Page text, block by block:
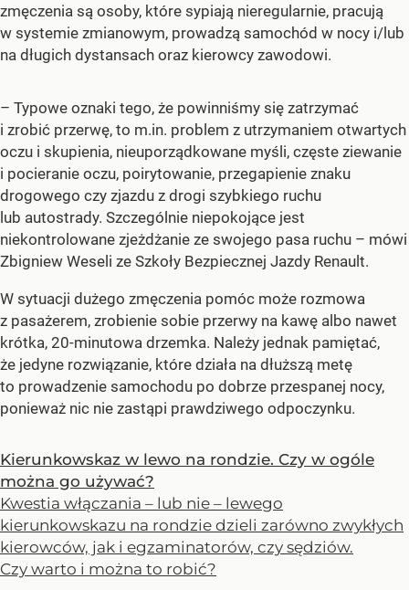
zmęczenia są osoby, które sypiają nieregularnie, pracują
w systemie zmianowym, prowadzą samochód w nocy i/lub
na długich dystansach oraz kierowcy zawodowi.
– Typowe oznaki tego, że powinniśmy się zatrzymać
i zrobić przerwę, to m.in. problem z utrzymaniem otwartych
oczu i skupienia, nieuporządkowane myśli, częste ziewanie
i pocieranie oczu, poirytowanie, przegapienie znaku
drogowego czy zjazdu z drogi szybkiego ruchu
lub autostrady. Szczególnie niepokojące jest
niekontrolowane zjeżdżanie ze swojego pasa ruchu – mówi
Zbigniew Weseli ze Szkoły Bezpiecznej Jazdy Renault.
W sytuacji dużego zmęczenia pomóc może rozmowa
z pasażerem, zrobienie sobie przerwy na kawę albo nawet
krótka, 20-minutowa drzemka. Należy jednak pamiętać,
że jedyne rozwiązanie, które działa na dłuższą metę
to prowadzenie samochodu po dobrze przespanej nocy,
ponieważ nic nie zastąpi prawdziwego odpoczynku.
Kierunkowskaz w lewo na rondzie. Czy w ogóle
można go używać?
Kwestia włączania – lub nie – lewego
kierunkowskazu na rondzie dzieli zarówno zwykłych
kierowców, jak i egzaminatorów, czy sędziów.
Czy warto i można to robić?